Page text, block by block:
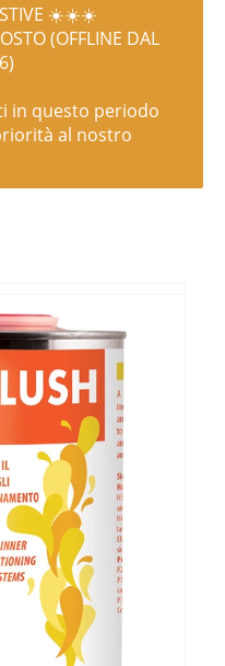
☀️☀️☀️
(OFFLINE DAL
in questo periodo
al nostro